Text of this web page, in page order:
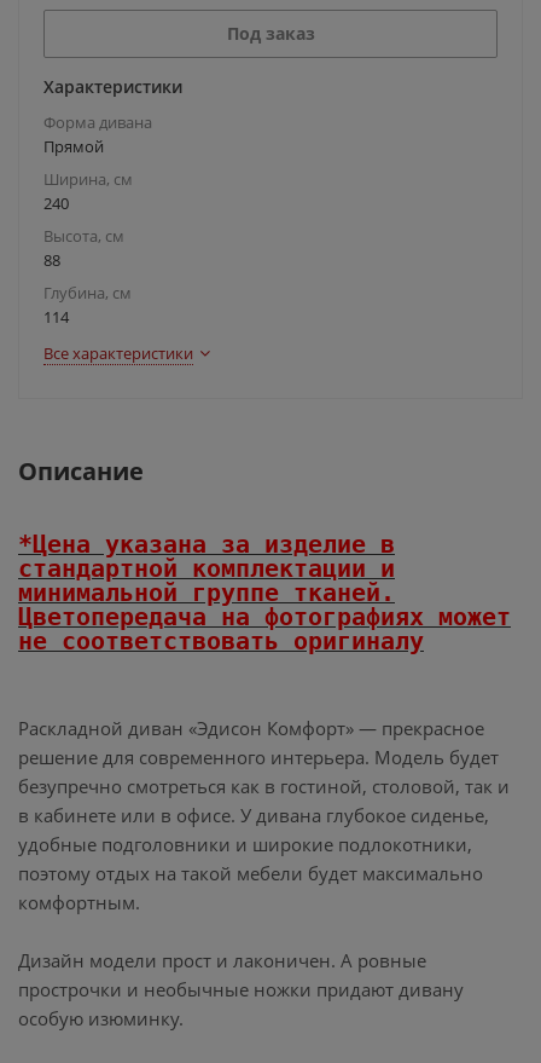
Под заказ
Характеристики
Форма дивана
Прямой
Ширина, см
240
Высота, см
88
Глубина, см
114
Все характеристики
Описание
*Цена указана за изделие в
стандартной комплектации и
минимальной группе тканей.
Цветопередача на фотографиях может
не соответствовать оригиналу
Раскладной диван «Эдисон Комфорт» — прекрасное
решение для современного интерьера. Модель будет
безупречно смотреться как в гостиной, столовой, так и
в кабинете или в офисе. У дивана глубокое сиденье,
удобные подголовники и широкие подлокотники,
поэтому отдых на такой мебели будет максимально
комфортным.
Дизайн модели прост и лаконичен. А ровные
прострочки и необычные ножки придают дивану
особую изюминку.